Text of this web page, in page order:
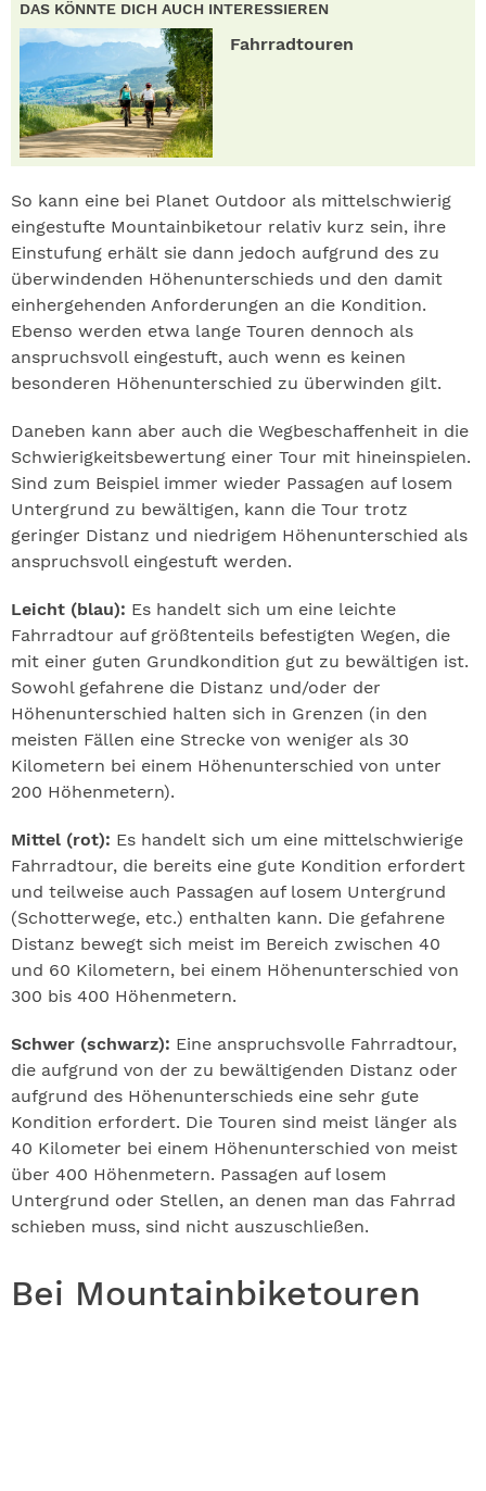
DAS KÖNNTE DICH AUCH INTERESSIEREN
Fahrradtouren
So kann eine bei Planet Outdoor als mittelschwierig
eingestufte Mountainbiketour relativ kurz sein, ihre
Einstufung erhält sie dann jedoch aufgrund des zu
überwindenden Höhenunterschieds und den damit
einhergehenden Anforderungen an die Kondition.
Ebenso werden etwa lange Touren dennoch als
anspruchsvoll eingestuft, auch wenn es keinen
besonderen Höhenunterschied zu überwinden gilt.
Daneben kann aber auch die Wegbeschaffenheit in die
Schwierigkeitsbewertung einer Tour mit hineinspielen.
Sind zum Beispiel immer wieder Passagen auf losem
Untergrund zu bewältigen, kann die Tour trotz
geringer Distanz und niedrigem Höhenunterschied als
anspruchsvoll eingestuft werden.
Leicht (blau): Es handelt sich um eine leichte
Fahrradtour auf größtenteils befestigten Wegen, die
mit einer guten Grundkondition gut zu bewältigen ist.
Sowohl gefahrene die Distanz und/oder der
Höhenunterschied halten sich in Grenzen (in den
meisten Fällen eine Strecke von weniger als 30
Kilometern bei einem Höhenunterschied von unter
200 Höhenmetern).
Mittel (rot): Es handelt sich um eine mittelschwierige
Fahrradtour, die bereits eine gute Kondition erfordert
und teilweise auch Passagen auf losem Untergrund
(Schotterwege, etc.) enthalten kann. Die gefahrene
Distanz bewegt sich meist im Bereich zwischen 40
und 60 Kilometern, bei einem Höhenunterschied von
300 bis 400 Höhenmetern.
Schwer (schwarz): Eine anspruchsvolle Fahrradtour,
die aufgrund von der zu bewältigenden Distanz oder
aufgrund des Höhenunterschieds eine sehr gute
Kondition erfordert. Die Touren sind meist länger als
40 Kilometer bei einem Höhenunterschied von meist
über 400 Höhenmetern. Passagen auf losem
Untergrund oder Stellen, an denen man das Fahrrad
schieben muss, sind nicht auszuschließen.
Bei Mountainbiketouren